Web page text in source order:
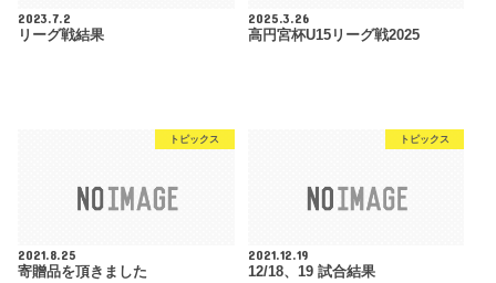
2023.7.2
リーグ戦結果
2025.3.26
高円宮杯U15リーグ戦2025
トピックス
2021.8.25
寄贈品を頂きました
トピックス
2021.12.19
12/18、19 試合結果